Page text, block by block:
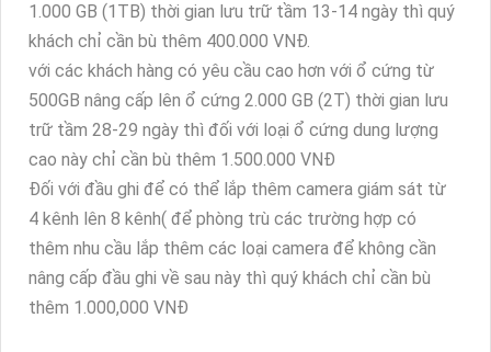
1.000 GB (1TB) thời gian lưu trữ tầm 13-14 ngày thì quý
khách chỉ cần bù thêm 400.000 VNĐ.
với các khách hàng có yêu cầu cao hơn với ổ cứng từ
500GB nâng cấp lên ổ cứng 2.000 GB (2T) thời gian lưu
trữ tầm 28-29 ngày thì đối với loại ổ cứng dung lượng
cao này chỉ cần bù thêm 1.500.000 VNĐ
Đối với đầu ghi để có thể lắp thêm camera giám sát từ
4 kênh lên 8 kênh( để phòng trù các trường hợp có
thêm nhu cầu lắp thêm các loại camera để không cần
nâng cấp đầu ghi về sau này thì quý khách chỉ cần bù
thêm 1.000,000 VNĐ